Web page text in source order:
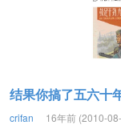
结果你搞了五六十
crifan 16年前 (2010-